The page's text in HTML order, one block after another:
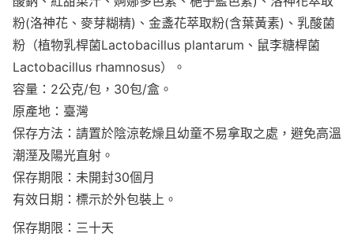
粉(洛神花、麥芽糊精)、金盞花萃取粉(含葉黃素)、乳酸菌
粉（植物乳桿菌Lactobacillus plantarum、鼠李糖桿菌
Lactobacillus rhamnosus）。
容量：2公克/包，30包/盒。
原產地：臺灣
保存方法：請置於陰涼乾燥且幼童不易拿取之處，避免高溫
潮溼及陽光直射。
保存期限：未開封30個月
有效日期：標示於外包裝上。
保存期限：三十天